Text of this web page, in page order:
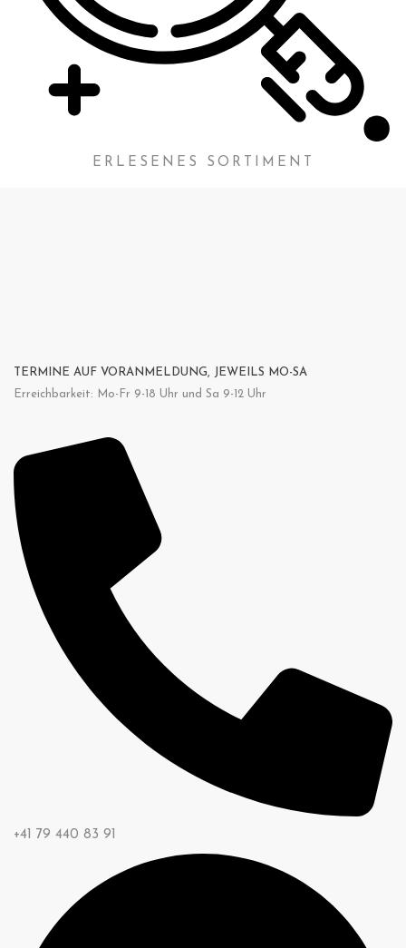
ERLESENES SORTIMENT
TERMINE AUF VORANMELDUNG, JEWEILS MO-SA
Erreichbarkeit: Mo-Fr 9-18 Uhr und Sa 9-12 Uhr
+41 79 440 83 91